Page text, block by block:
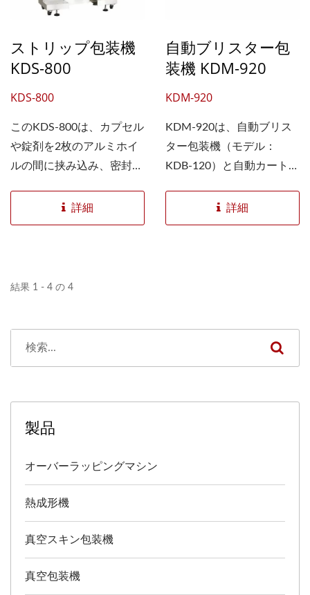
無駄にしません。 クロス
従来のドットタイプ（プレ
ートタイプ）シールに比べ
て有効期限が4倍長い。 最
ー/分。
ストリップ包装機
KDS-800
KDS-800
このKDS-800は、カプセル
や錠剤を2枚のアルミホイ
ルの間に挟み込み、密封、
終的に完成品として包装す
るストリップ包装機です。
ターパックよりも優れてい
詳細
自動ブリスター包
装機 KDM-920
KDM-920
KDM-920は、自動ブリス
ター包装機（モデル：
KDB-120）と自動カートニ
900）を組み合わせたコン
パクトなセットです。 こ
できます（オプション）。
詳細
結果 1 - 4 の 4
製品
オーバーラッピングマシン
熱成形機
真空スキン包装機
真空包装機